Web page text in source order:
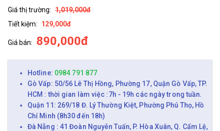
Giá thị trường: 1,019,000đ
Tiết kiệm:
129,000đ
Giá bán: 890,000đ
Hotline: 0984 791 877
Gò Vấp: 50/56 Lê Thị Hồng, Phường 17, Quận Gò Vấp, TP.
HCM : thời gian làm việc :7h - 19h các ngày trong tuần.
Quận 11: 269/18 Đ. Lý Thường Kiệt, Phường Phú Thọ, Hồ
Chí Minh (8h30 đến 18h)
Đà Nẵng : 41 Đoàn Nguyễn Tuấn, P. Hòa Xuân, Q. Cẩm Lệ,